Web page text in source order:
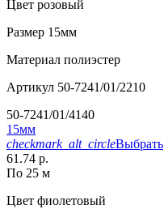
Цвет розовый
Размер 15мм
Материал полиэстер
Артикул 50-7241/01/2210
50-7241/01/4140
15мм
checkmark_alt_circleВыбрать
61.74 р.
По 25 м
Цвет фиолетовый